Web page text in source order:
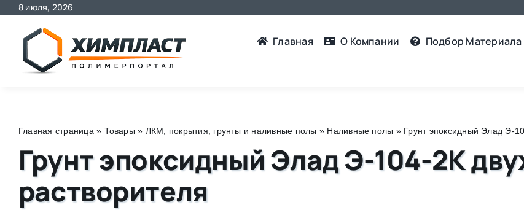
Skip
content
8 июля, 2026
Главная О Компании Подбор Материалa
Главная страница » Товары » ЛКМ, покрытия, грунты и наливные полы » Наливные полы » Грунт эпоксидный Элад Э-
Грунт эпоксидный Элад Э-104-2К
растворителя